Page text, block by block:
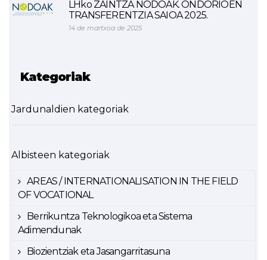
LHko ZAINTZA NODOAK. ONDORIOEN
TRANSFERENTZIA SAIOA 2025.
14 de martxoa de 2025
Kategoriak
Jardunaldien kategoriak
Albisteen kategoriak
AREAS / INTERNATIONALISATION IN THE FIELD
OF VOCATIONAL
Berrikuntza Teknologikoa eta Sistema
Adimendunak
Biozientziak eta Jasangarritasuna